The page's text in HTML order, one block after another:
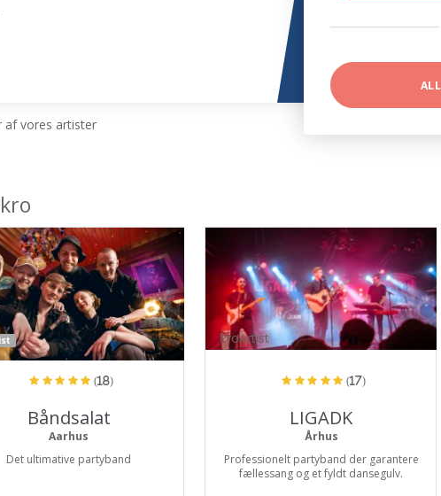
af vores artister
(18)
Båndsalat
Aarhus
Det ultimative partyband
ProArtist
(17)
LIGADK
Århus
Professionelt partyband der garantere
fællessang og et fyldt dansegulv.